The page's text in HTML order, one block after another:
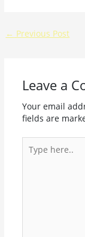
← Previous Post
Leave a
Your email
fields are
here..